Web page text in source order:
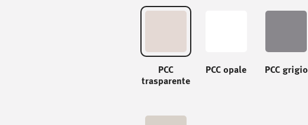
PCC
trasparente
PCC opale PCC grigio